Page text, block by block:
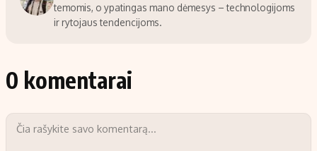
temomis, o ypatingas mano dėmesys – technologijoms
ir rytojaus tendencijoms.
0 komentarai